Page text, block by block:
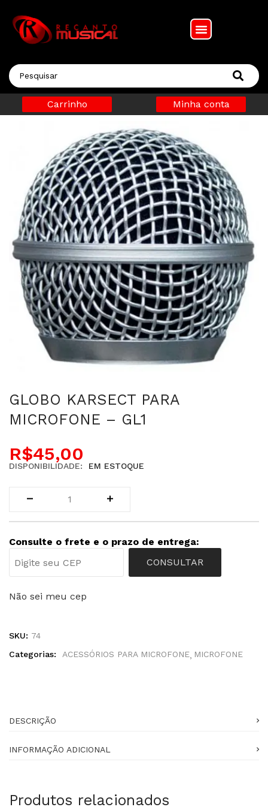
Carrinho Minha conta
GLOBO KARSECT PARA
MICROFONE – GL1
R$45,00
DISPONIBILIDADE: EM ESTOQUE
Consulte o frete e o prazo de entrega:
CONSULTAR
Não sei meu cep
SKU: 74
Categorias:
ACESSÓRIOS PARA MICROFONE MICROFONE
DESCRIÇÃO
INFORMAÇÃO ADICIONAL
Produtos relacionados